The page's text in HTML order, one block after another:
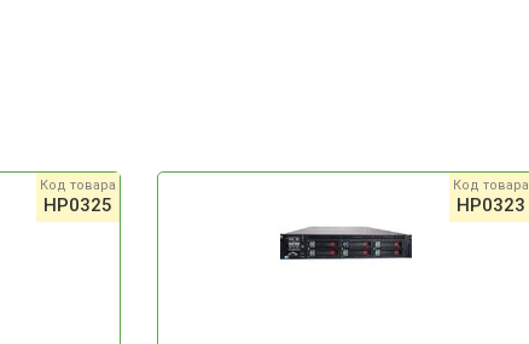
Код товара
HP0325
Код товара
HP0323